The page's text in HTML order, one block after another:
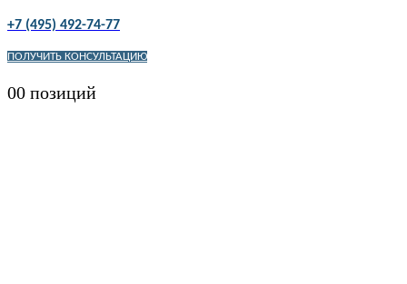
+7 (495) 492-74-77
ПОЛУЧИТЬ КОНСУЛЬТАЦИЮ
00 позиций